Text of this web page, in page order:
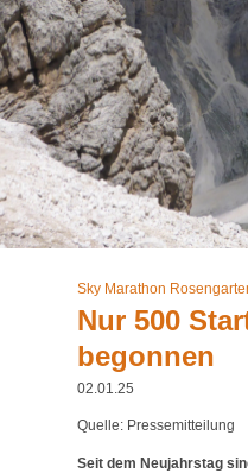
Sky Marathon
Nur 500
begonnen
02.01.25
Quelle: Pressemitteilung
Seit dem Neujahrstag